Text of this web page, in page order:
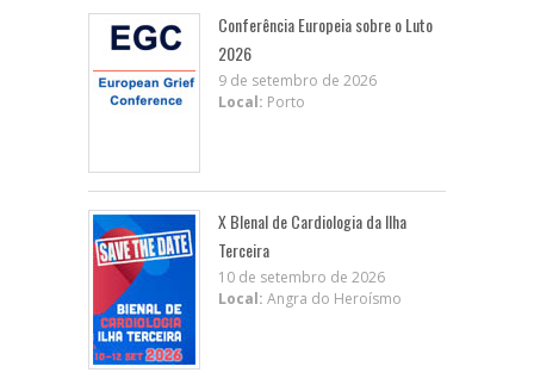
Conferência Europeia sobre o Luto
2026
9 de setembro de 2026
Local: Porto
X BIenal de Cardiologia da Ilha
Terceira
10 de setembro de 2026
Local: Angra do Heroísmo